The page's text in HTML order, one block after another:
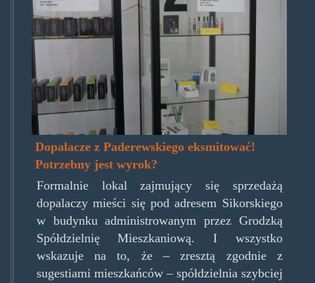
Dopalacze z Paderewskiego eksmitować!
Potrzebny jest wyrok?
Formalnie lokal zajmujący się sprzedażą
dopalaczy mieści się pod adresem Sikorskiego
w budynku administrowanym przez Grodzką
Spółdzielnię Mieszkaniową. I wszystko
wskazuje na to, że – zresztą zgodnie z
sugestiami mieszkańców – spółdzielnia szybciej